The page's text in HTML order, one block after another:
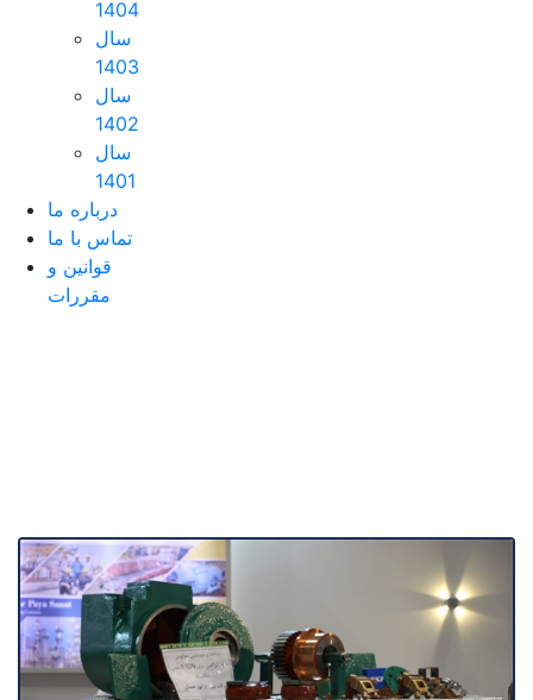
1404
سال
1403
سال
1402
سال
1401
درباره ما
تماس با ما
قوانین و
مقررات